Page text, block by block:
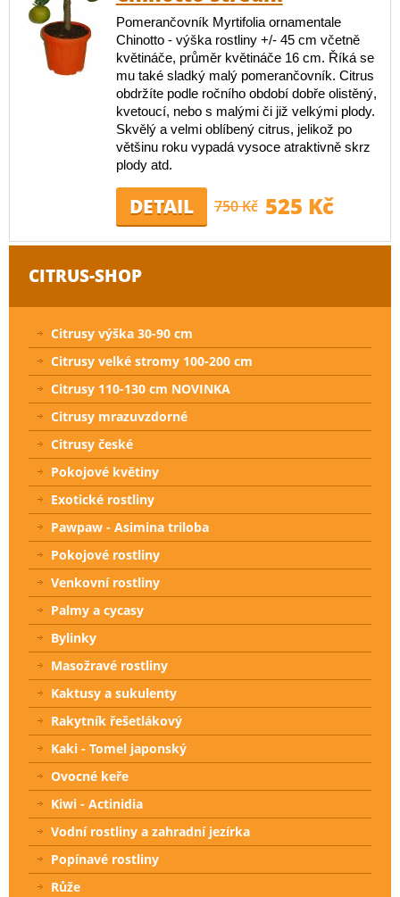
Pomerančovník Myrtifolia ornamentale
Chinotto - výška rostliny +/- 45 cm včetně
květináče, průměr květináče 16 cm. Říká se
mu také sladký malý pomerančovník. Citrus
obdržíte podle ročního období dobře olistěný,
kvetoucí, nebo s malými či již velkými plody.
Skvělý a velmi oblíbený citrus, jelikož po
většinu roku vypadá vysoce atraktivně skrz
plody atd.
DETAIL 750 Kč 525 Kč
CITRUS-SHOP
Citrusy výška 30-90 cm
Citrusy velké stromy 100-200 cm
Citrusy 110-130 cm NOVINKA
Citrusy mrazuvzdorné
Citrusy české
Pokojové květiny
Exotické rostliny
Pawpaw - Asimina triloba
Pokojové rostliny
Venkovní rostliny
Palmy a cycasy
Bylinky
Masožravé rostliny
Kaktusy a sukulenty
Rakytník řešetlákový
Kaki - Tomel japonský
Ovocné keře
Kiwi - Actinidia
Vodní rostliny a zahradní jezírka
Popínavé rostliny
Růže